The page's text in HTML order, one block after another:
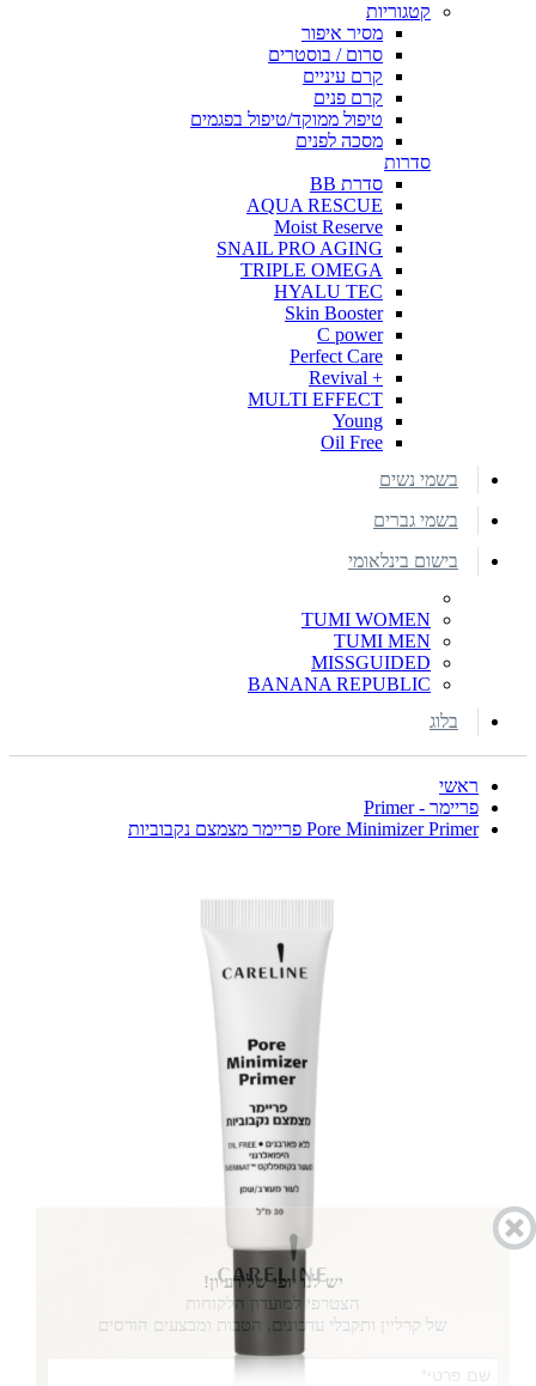
קטגוריות
מסיר איפור
סרום / בוסטרים
קרם עיניים
קרם פנים
טיפול ממוקד/טיפול בפגמים
מסכה לפנים
סדרות
סדרת BB
AQUA RESCUE
Moist Reserve
SNAIL PRO AGING
TRIPLE OMEGA
HYALU TEC
Skin Booster
C power
Perfect Care
+ Revival
MULTI EFFECT
Young
Oil Free
בשמי נשים
בשמי גברים
בישום בינלאומי
TUMI WOMEN
TUMI MEN
MISSGUIDED
BANANA REPUBLIC
בלוג
ראשי
פריימר - Primer
Pore Minimizer Primer פריימר מצמצם נקבוביות
יש לנו יופי של רעיון!
הצטרפי למועדון הלקוחות
של קרליין ותקבלי עדכונים, הטבות ומבצעים הורסים